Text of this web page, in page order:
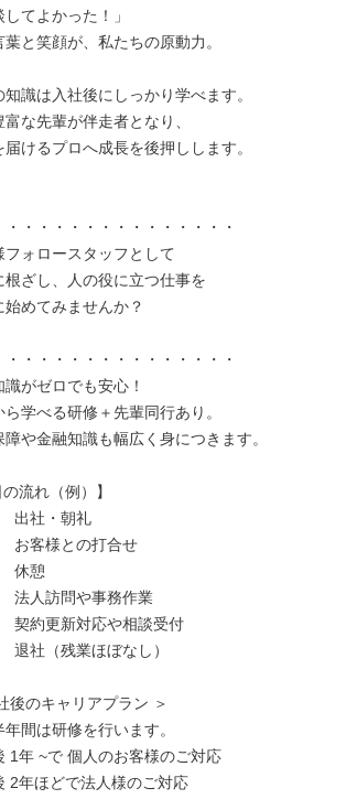
してよかった！」
葉と笑顔が、私たちの原動力。
知識は入社後にしっかり学べます。
富な先輩が伴走者となり、
届けるプロへ成長を後押しします。
・・・・・・・・・・・・・・・
フォロースタッフとして
根ざし、人の役に立つ仕事を
始めてみませんか？
・・・・・・・・・・・・・・・
識がゼロでも安心！
ら学べる研修＋先輩同行あり。
障や金融知識も幅広く身につきます。
の流れ（例）】
出社・朝礼
お客様との打合せ
休憩
法人訪問や事務作業
契約更新対応や相談受付
退社（残業ほぼなし）
後のキャリアプラン ＞
年間は研修を行います。
1年 ~で 個人のお客様のご対応
2年ほどで法人様のご対応